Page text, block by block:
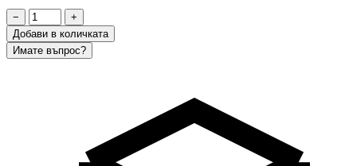
−
+
Добави в количката
Имате въпрос?